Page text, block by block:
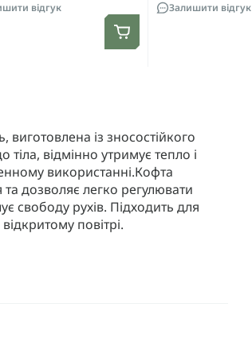
​​із зносостійкого
відмінно утримує тепло і
використанні.Кофта
дозволяє легко регулювати
свободу рухів. Підходить для
повітрі.
відгук Залишити відгук